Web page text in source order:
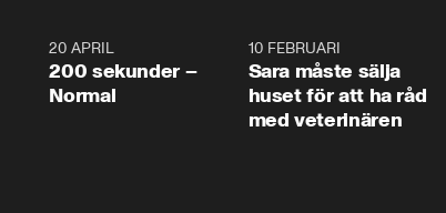
4:2320 APRIL
200 sekunder –
Normal
10 FEBRUARI
Sara måste sälja
huset för att ha råd
med veterinären